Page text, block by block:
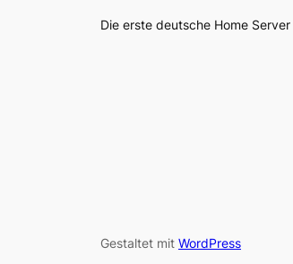
Die erste deutsche Home
Gestaltet mit WordPress